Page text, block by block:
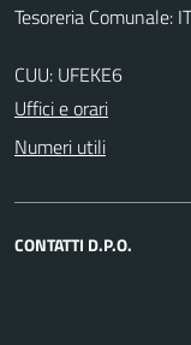
Tesoreria
CUU: UFEKE6
Uffici e orari
Numeri utili
CONTATTI D.P.O.